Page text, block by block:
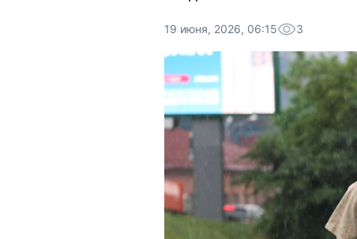
19 июня, 2026, 06:15 3